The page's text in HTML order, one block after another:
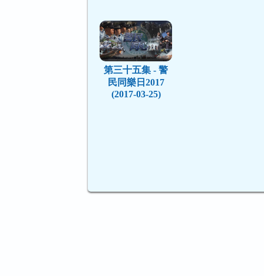
第三十五集 - 警
民同樂日2017
(2017-03-25)